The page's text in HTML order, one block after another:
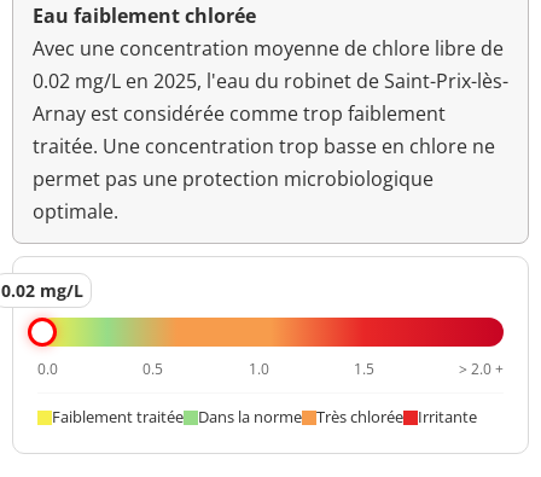
Ammonium (en NH4) <=0,1 mg/L
Odeur (qualitatif)
Aucun
changement
anormal
>=6,5 et <=9
Saveur (qualitatif)
anormal
Température de l'eau 19,0 °C
Température de
19,5 °C
Eau faiblement chlorée
Avec une concentration moyenne de chlore libre de
0.02 mg/L en 2025, l'eau du robinet de Saint-Prix-lès-
Arnay est considérée comme trop faiblement
traitée. Une concentration trop basse en chlore ne
permet pas une protection microbiologique
optimale.
0.02 mg/L
0.0 0.5 1.0 1.5 > 2.0 +
Faiblement traitée Dans la norme Très chlorée Irritante